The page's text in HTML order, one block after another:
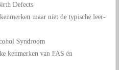
Defects
maar niet de typische leer-
Syndroom
kenmerken van FAS én